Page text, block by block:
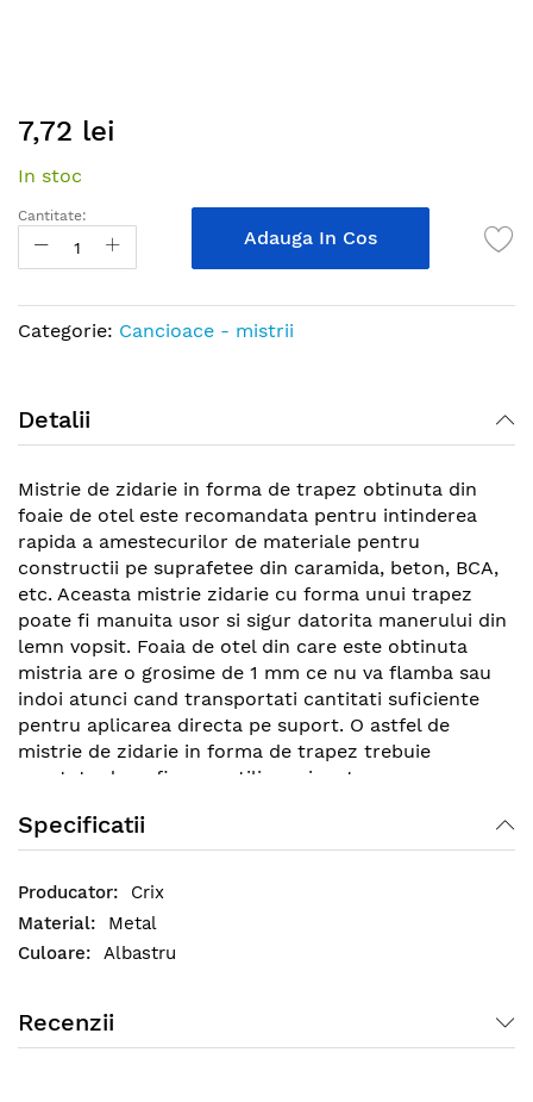
to
beginning
of
images
7,72 lei
In stoc
Cantitate:
Adauga In Cos
Categorie: Cancioace - mistrii
Detalii
Mistrie de zidarie in forma de trapez obtinuta din
foaie de otel este recomandata pentru intinderea
rapida a amestecurilor de materiale pentru
constructii pe suprafetee din caramida, beton, BCA,
etc. Aceasta mistrie zidarie cu forma unui trapez
poate fi manuita usor si sigur datorita manerului din
lemn vopsit. Foaia de otel din care este obtinuta
mistria are o grosime de 1 mm ce nu va flamba sau
indoi atunci cand transportati cantitati suficiente
pentru aplicarea directa pe suport. O astfel de
mistrie de zidarie in forma de trapez trebuie
curatata dupa fiecare utilizare incat sa nu se
Specificatii
Crix
Metal
Albastru
Recenzii